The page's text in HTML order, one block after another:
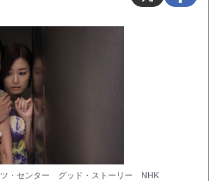
ツ・センター グッド・ストーリー NHK